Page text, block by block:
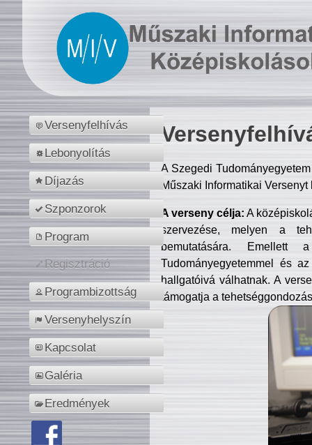
Versenyfelhívás
Lebonyolítás
Díjazás
Szponzorok
Program
Regisztráció
Programbizottság
Versenyhelyszín
Kapcsolat
Galéria
Eredmények
A Szegedi
Műszaki Informatikai
A verseny célja: A
szervezése, melyen a
bemutatására. Emellett
Tudományegyetemmel és
hallgatóivá válhatnak. A
támogatja a